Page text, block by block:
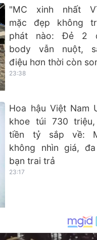
"MC xinh nhất
mặc đẹp không
phát nào: Đẻ 2
body vẫn nuột,
điệu hơn thời còn
23:38
Hoa hậu Việt Nam
khoe túi 730
tiền tỷ sắp về:
không nhìn giá,
bạn trai trả
23:17